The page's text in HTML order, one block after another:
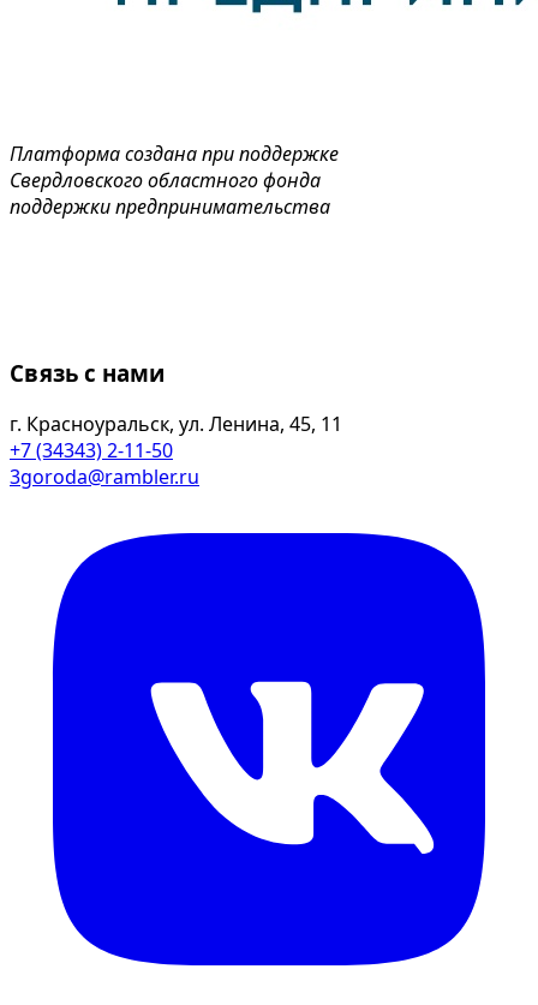
Платформа создана при поддержке
Свердловского областного фонда
поддержки предпринимательства
Связь с нами
г. Красноуральск, ул. Ленина, 45, 11
+7 (34343) 2-11-50
3goroda@rambler.ru